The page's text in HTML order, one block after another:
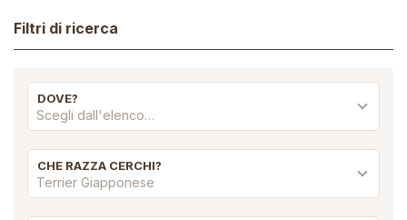
Filtri di ricerca
DOVE?
Scegli dall'elenco…
CHE RAZZA CERCHI?
Terrier Giapponese